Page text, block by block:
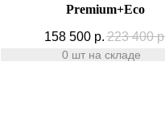
Premium+Есо
158 500 р. 223 400